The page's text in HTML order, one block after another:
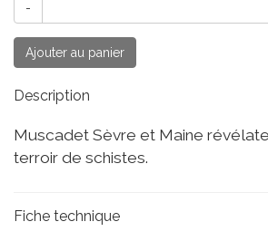
-
Ajouter au panier
Description
Muscadet Sèvre et Maine
terroir de schistes.
Fiche technique